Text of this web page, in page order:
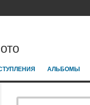
АЛЬБОМЫ